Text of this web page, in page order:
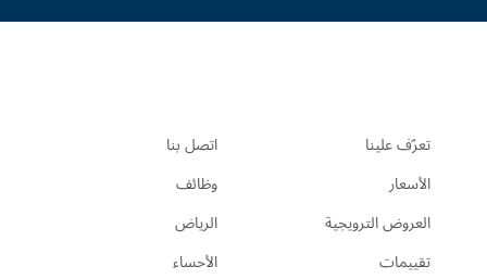
تعرّف علينا
الأسعار
العروض الترويجية
تقييمات
اتصل بنا
وظائف
الرياض
الأحساء